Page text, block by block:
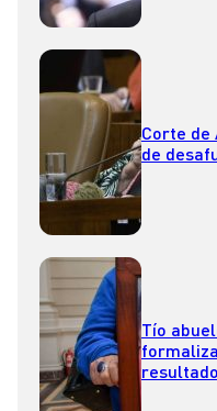
Corte de
de
Tío